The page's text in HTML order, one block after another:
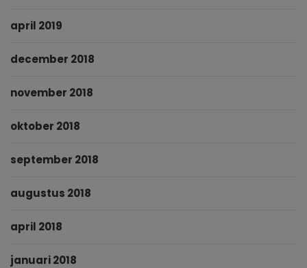
april 2019
december 2018
november 2018
oktober 2018
september 2018
augustus 2018
april 2018
januari 2018